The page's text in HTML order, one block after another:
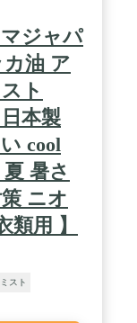
ジャパ
油 ア
ト
本製
cool
暑さ
ニオ
類用 】
スト